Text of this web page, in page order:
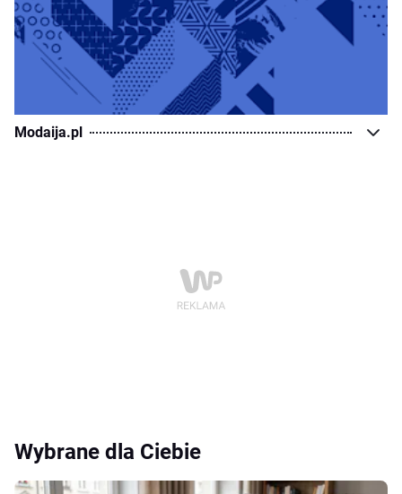
Modaija.pl
Wybrane dla Ciebie